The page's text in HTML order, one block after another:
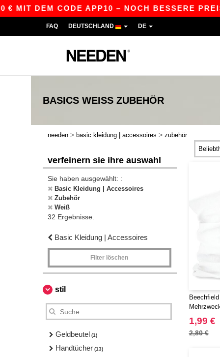
CODE APP10 – NOCH BESSERE PREISE IN
FAQ DEUTSCHLAND DE
BASICS WEISS ZUBEHÖR
needen > basic kleidung | accessoires > zubehör
verfeinern sie ihre auswahl
Sie haben ausgewählt: :
Basic Kleidung | Accessoires
Zubehör
Weiß
32 Ergebnisse.
Basic Kleidung | Accessoires
Filter löschen
stil
Geldbeutel (1)
Handtücher (13)
1,99 €
2,80 €